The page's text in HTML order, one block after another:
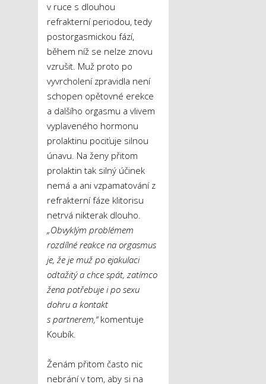
v ruce s dlouhou
refrakterní periodou, tedy
postorgasmickou fází,
během níž se nelze znovu
vzrušit. Muž proto po
vyvrcholení zpravidla není
schopen opětovné erekce
a dalšího orgasmu a vlivem
vyplaveného hormonu
prolaktinu pociťuje silnou
únavu. Na ženy přitom
prolaktin tak silný účinek
nemá a ani vzpamatování z
refrakterní fáze klitorisu
netrvá nikterak dlouho.
„Obvyklým problémem
rozdílné reakce na orgasmus
je, že je muž po ejakulaci
odtažitý a chce spát, zatímco
žena potřebuje i po sexu
dohru a kontakt
s partnerem,“komentuje
Koubík.
Ženám přitom často nic
nebrání v tom, aby si na